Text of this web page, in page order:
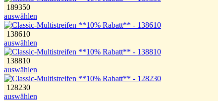
189350
auswählen
138610
auswählen
138810
auswählen
128230
auswählen